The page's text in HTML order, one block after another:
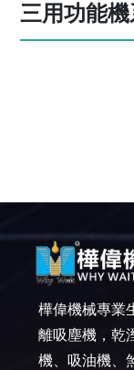
三用功能機
樺偉機械專業
離吸塵機，乾
機、吸油機、